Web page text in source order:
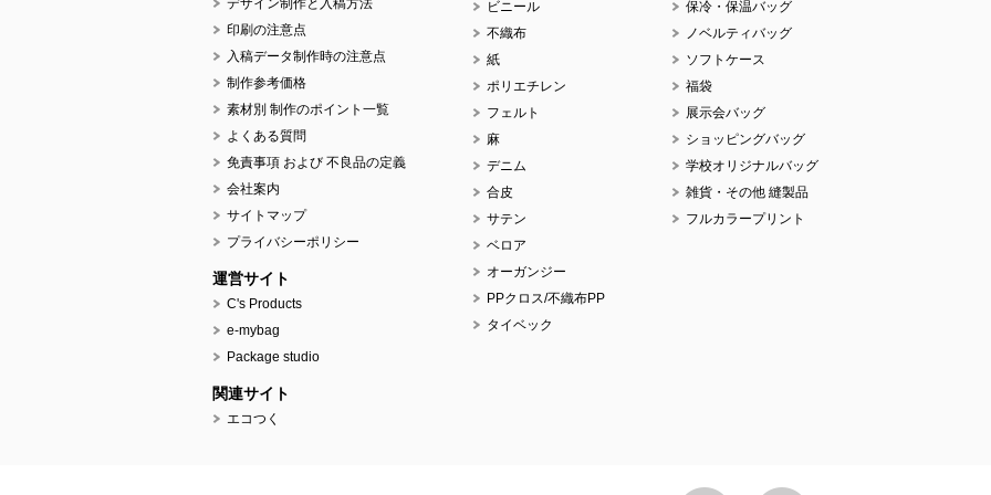
デザイン制作と入稿方法
印刷の注意点
入稿データ制作時の注意点
制作参考価格
素材別 制作のポイント一覧
よくある質問
免責事項 および 不良品の定義
会社案内
サイトマップ
プライバシーポリシー
運営サイト
C's Products
e-mybag
Package studio
関連サイト
エコつく
ビニール
不織布
紙
ポリエチレン
フェルト
麻
デニム
合皮
サテン
ベロア
オーガンジー
PPクロス/不織布PP
タイベック
保冷・保温バッグ
ノベルティバッグ
ソフトケース
福袋
展示会バッグ
ショッピングバッグ
学校オリジナルバッグ
雑貨・その他 縫製品
フルカラープリント